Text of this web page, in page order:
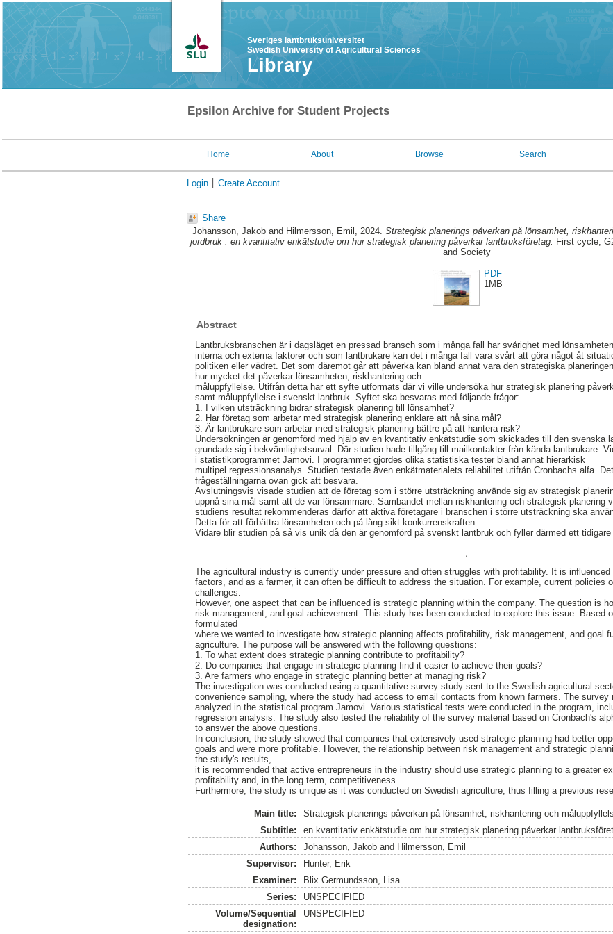
Sveriges lantbruksuniversitet
Swedish University of Agricultural Sciences
Library
Epsilon Archive for Student Projects
Home About Browse Search
Login Create Account
Share
Johansson, Jakob and Hilmersson, Emil , 2024. Strategisk planerings påverkan på lönsamhet,
jordbruk : en kvantitativ enkätstudie om hur strategisk planering påverkar lantbruksföretag. First cycle,
and Society
PDF
1MB
Abstract
Lantbruksbranschen är i dagsläget en pressad bransch som i många fall har svårighet med
interna och externa faktorer och som lantbrukare kan det i många fall vara svårt att göra något åt
politiken eller vädret. Det som däremot går att påverka kan bland annat vara den strategiska
hur mycket det påverkar lönsamheten, riskhantering och
måluppfyllelse. Utifrån detta har ett syfte utformats där vi ville undersöka hur strategisk planering
samt måluppfyllelse i svenskt lantbruk. Syftet ska besvaras med följande frågor:
1. I vilken utsträckning bidrar strategisk planering till lönsamhet?
2. Har företag som arbetar med strategisk planering enklare att nå sina mål?
3. Är lantbrukare som arbetar med strategisk planering bättre på att hantera risk?
Undersökningen är genomförd med hjälp av en kvantitativ enkätstudie som skickades till den svenska
grundade sig i bekvämlighetsurval. Där studien hade tillgång till mailkontakter från kända lantbrukare.
i statistikprogrammet Jamovi. I programmet gjordes olika statistiska tester bland annat hierarkisk
multipel regressionsanalys. Studien testade även enkätmaterialets reliabilitet utifrån Cronbachs alfa.
frågeställningarna ovan gick att besvara.
Avslutningsvis visade studien att de företag som i större utsträckning använde sig av strategisk
uppnå sina mål samt att de var lönsammare. Sambandet mellan riskhantering och strategisk planering
studiens resultat rekommenderas därför att aktiva företagare i branschen i större utsträckning ska
Detta för att förbättra lönsamheten och på lång sikt konkurrenskraften.
Vidare blir studien på så vis unik då den är genomförd på svenskt lantbruk och fyller därmed ett
The agricultural industry is currently under pressure and often struggles with profitability. It is
factors, and as a farmer, it can often be difficult to address the situation. For example, current policies
challenges.
However, one aspect that can be influenced is strategic planning within the company. The question is
risk management, and goal achievement. This study has been conducted to explore this issue. Based
formulated
where we wanted to investigate how strategic planning affects profitability, risk management, and goal
agriculture. The purpose will be answered with the following questions:
1. To what extent does strategic planning contribute to profitability?
2. Do companies that engage in strategic planning find it easier to achieve their goals?
3. Are farmers who engage in strategic planning better at managing risk?
The investigation was conducted using a quantitative survey study sent to the Swedish agricultural
convenience sampling, where the study had access to email contacts from known farmers. The survey
analyzed in the statistical program Jamovi. Various statistical tests were conducted in the program,
regression analysis. The study also tested the reliability of the survey material based on Cronbach's
to answer the above questions.
In conclusion, the study showed that companies that extensively used strategic planning had better
goals and were more profitable. However, the relationship between risk management and strategic
the study's results,
it is recommended that active entrepreneurs in the industry should use strategic planning to a greater
profitability and, in the long term, competitiveness.
Furthermore, the study is unique as it was conducted on Swedish agriculture, thus filling a previous
Main title:
Strategisk planerings påverkan på lönsamhet, riskhantering och
Subtitle:
en kvantitativ enkätstudie om hur strategisk planering påverkar
Authors:
Johansson, Jakoband Hilmersson, Emil
Supervisor:
Hunter, Erik
Examiner:
Blix Germundsson, Lisa
Series:
UNSPECIFIED
Volume/Sequential
designation:
UNSPECIFIED